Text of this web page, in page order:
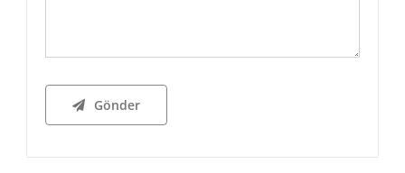
Gönder